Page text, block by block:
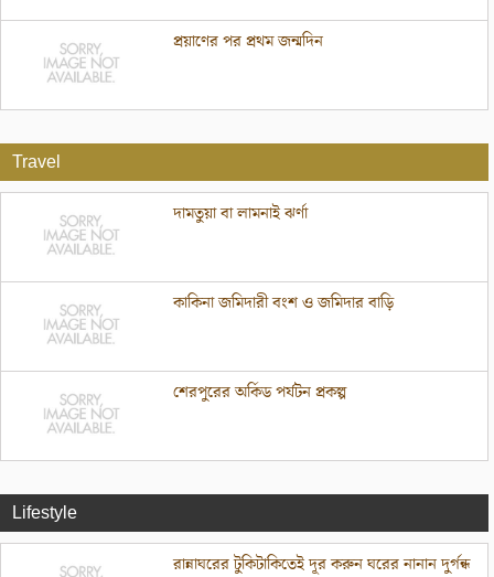
প্রয়াণের পর প্রথম জন্মদিন
Travel
দামতুয়া বা লামনাই ঝর্ণা
কাকিনা জমিদারী বংশ ও জমিদার বাড়ি
শেরপুরের অর্কিড পর্যটন প্রকল্প
Lifestyle
রান্নাঘরের টুকিটাকিতেই দূর করুন ঘরের নানান দুর্গন্ধ